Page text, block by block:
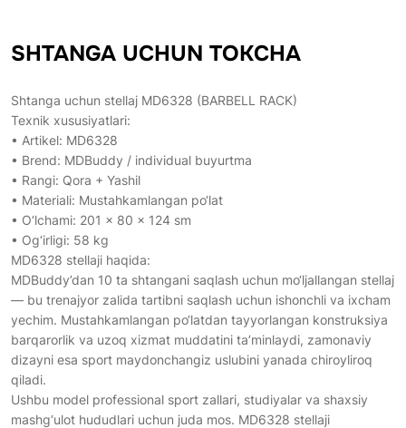
SHTANGA UCHUN TOKCHA
Shtanga uchun stellaj MD6328 (BARBELL RACK)
Texnik xususiyatlari:
• Artikel: MD6328
• Brend: MDBuddy / individual buyurtma
• Rangi: Qora + Yashil
• Materiali: Mustahkamlangan po‘lat
• O‘lchami: 201 × 80 × 124 sm
• Og‘irligi: 58 kg
MD6328 stellaji haqida:
MDBuddy’dan 10 ta shtangani saqlash uchun mo‘ljallangan stellaj
— bu trenajyor zalida tartibni saqlash uchun ishonchli va ixcham
yechim. Mustahkamlangan po‘latdan tayyorlangan konstruksiya
barqarorlik va uzoq xizmat muddatini ta’minlaydi, zamonaviy
dizayni esa sport maydonchangiz uslubini yanada chiroyliroq
qiladi.
Ushbu model professional sport zallari, studiyalar va shaxsiy
mashg‘ulot hududlari uchun juda mos. MD6328 stellaji